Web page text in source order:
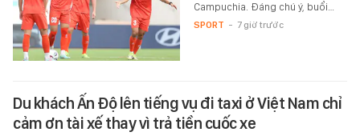
Campuchia. Đáng chú ý, buổi…
SPORT - 7 giờ trước
Du khách Ấn Độ lên tiếng vụ đi taxi ở Việt Nam chỉ
cảm ơn tài xế thay vì trả tiền cuốc xe